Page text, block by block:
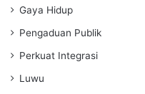
Gaya Hidup
Pengaduan Publik
Perkuat Integrasi
Luwu